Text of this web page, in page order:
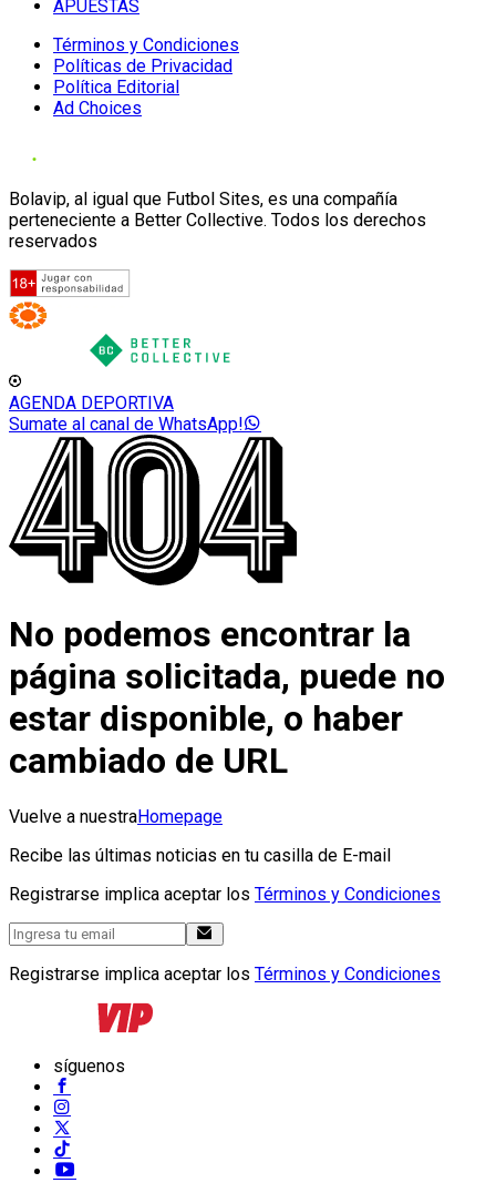
APUESTAS
Términos y Condiciones
Políticas de Privacidad
Política Editorial
Ad Choices
Bolavip, al igual que Futbol Sites, es una compañía
perteneciente a Better Collective. Todos los derechos
reservados
AGENDA DEPORTIVA
Sumate al canal de WhatsApp!
No podemos encontrar la
página solicitada, puede no
estar disponible, o haber
cambiado de URL
Vuelve a nuestraHomepage
Recibe las últimas noticias en tu casilla de E-mail
Registrarse implica aceptar los Términos y Condiciones
Registrarse implica aceptar los Términos y Condiciones
síguenos